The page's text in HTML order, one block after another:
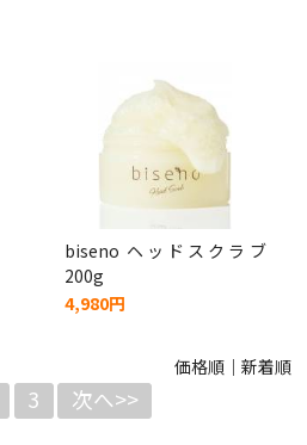
biseno ヘッドスクラブ
200g
4,980円
価格順｜ 新着順
3 次へ>>